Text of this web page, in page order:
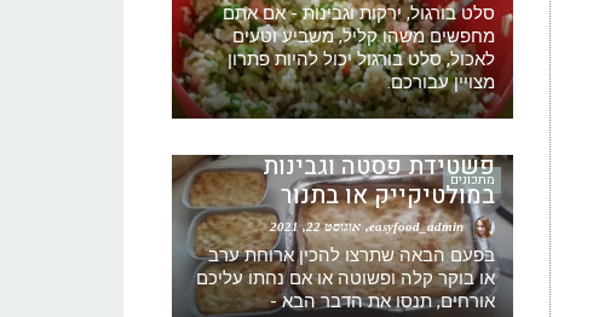
סלט בורגול, ירקות וגבינות - אם אתם
מחפשים משהו קליל, משביע וטעים
לאכול, סלט בורגול יכול להיות פתרון
מצויין עבורכם.
מתכונים
מתכון פשטידת גבינה ואטריות
פשטידת פסטה וגבינות
במולטיקייק או בתנור
easyfood_admin אוגוסט 22, 2021
בפעם הבאה שתרצו להכין ארוחת ערב
או בוקר קלה ופשוטה או אם נחתו עליכם
אורחים, תנסו את הדבר הבא -